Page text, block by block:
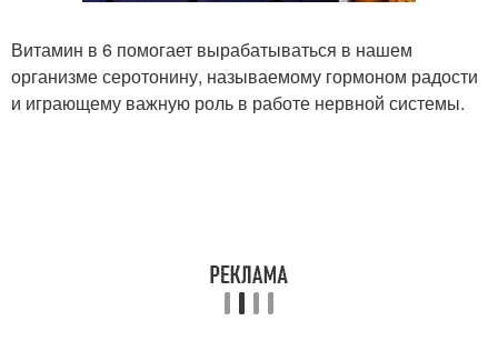
Витамин в 6 помогает вырабатываться в нашем
организме серотонину, называемому гормоном радости
и играющему важную роль в работе нервной системы.